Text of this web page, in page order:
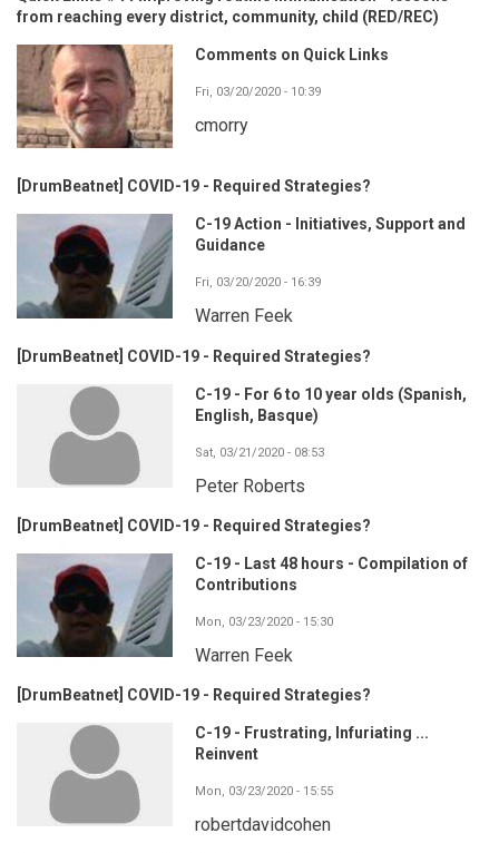
from reaching every district, community, child (RED/REC)
Comments on Quick Links
Fri, 03/20/2020 - 10:39
cmorry
[DrumBeatnet] COVID-19 - Required Strategies?
C-19 Action - Initiatives, Support and
Guidance
Fri, 03/20/2020 - 16:39
Warren Feek
[DrumBeatnet] COVID-19 - Required Strategies?
C-19 - For 6 to 10 year olds (Spanish,
English, Basque)
Sat, 03/21/2020 - 08:53
Peter Roberts
[DrumBeatnet] COVID-19 - Required Strategies?
C-19 - Last 48 hours - Compilation of
Contributions
Mon, 03/23/2020 - 15:30
Warren Feek
[DrumBeatnet] COVID-19 - Required Strategies?
C-19 - Frustrating, Infuriating ...
Reinvent
Mon, 03/23/2020 - 15:55
robertdavidcohen